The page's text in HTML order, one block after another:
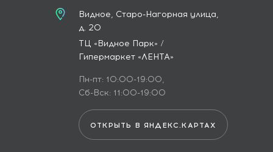
Видное, Старо-Нагорная улица,
д. 20
ТЦ «Видное Парк» /
Гипермаркет «ЛЕНТА»
Пн-пт: 10:00-19:00,
Сб-Вск: 11:00-19:00
ОТКРЫТЬ В ЯНДЕКС.КАРТАХ